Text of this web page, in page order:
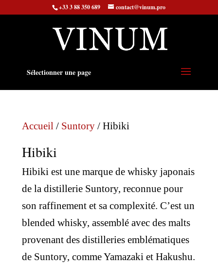
+33 3 88 350 689 contact@vinum.pro
Sélectionner une page
Accueil/ Suntory/ Hibiki
Hibiki
Hibiki est une marque de whisky japonais
de la distillerie Suntory, reconnue pour
son raffinement et sa complexité. C’est un
blended whisky, assemblé avec des malts
provenant des distilleries emblématiques
de Suntory, comme Yamazaki et Hakushu.